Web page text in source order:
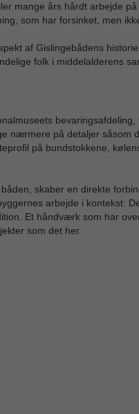
mange års hårdt arbejde
som har forsinket, men
af Gislingebådens
folk i middelalderens
nærmere på detaljer såsom
på bundstokkene,
skaber en direkte
arbejde i kontekst:
Et håndværk som har
som det her.